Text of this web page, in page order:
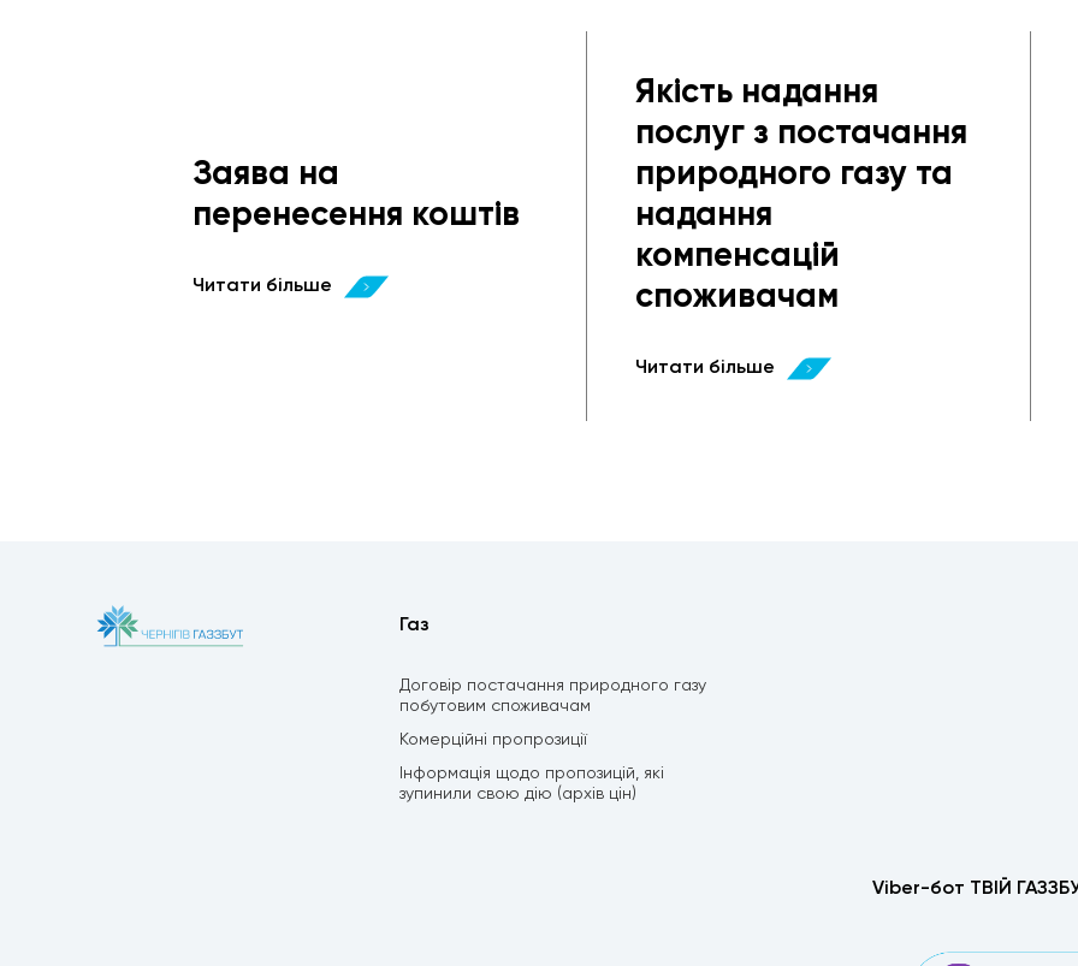
Заява на
перенесення коштів
Читати більше
Якість надання
послуг з постачання
природного газу та
надання
компенсацій
споживачам
Читати більше
Газ
Договір постачання природного газу
побутовим споживачам
Комерційні пропрозиції
Інформація щодо пропозицій, які
зупинили свою дію (архів цін)
Viber-бот ТВІЙ